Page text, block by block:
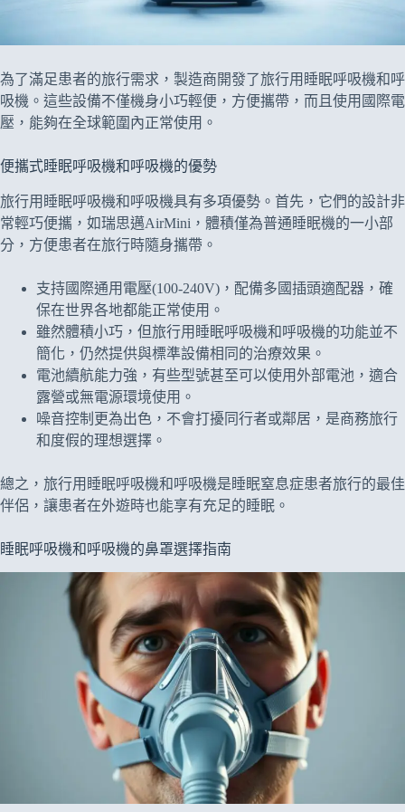
為了滿足患者的旅行需求，製造商開發了旅行用睡眠呼吸機和呼
吸機。這些設備不僅機身小巧輕便，方便攜帶，而且使用國際電
壓，能夠在全球範圍內正常使用。
便攜式睡眠呼吸機和呼吸機的優勢
旅行用睡眠呼吸機和呼吸機具有多項優勢。首先，它們的設計非
常輕巧便攜，如瑞思邁AirMini，體積僅為普通睡眠機的一小部
分，方便患者在旅行時隨身攜帶。
支持國際通用電壓(100-240V)，配備多國插頭適配器，確
保在世界各地都能正常使用。
雖然體積小巧，但旅行用睡眠呼吸機和呼吸機的功能並不
簡化，仍然提供與標準設備相同的治療效果。
電池續航能力強，有些型號甚至可以使用外部電池，適合
露營或無電源環境使用。
噪音控制更為出色，不會打擾同行者或鄰居，是商務旅行
和度假的理想選擇。
總之，旅行用睡眠呼吸機和呼吸機是睡眠窒息症患者旅行的最佳
伴侶，讓患者在外遊時也能享有充足的睡眠。
睡眠呼吸機和呼吸機的鼻罩選擇指南